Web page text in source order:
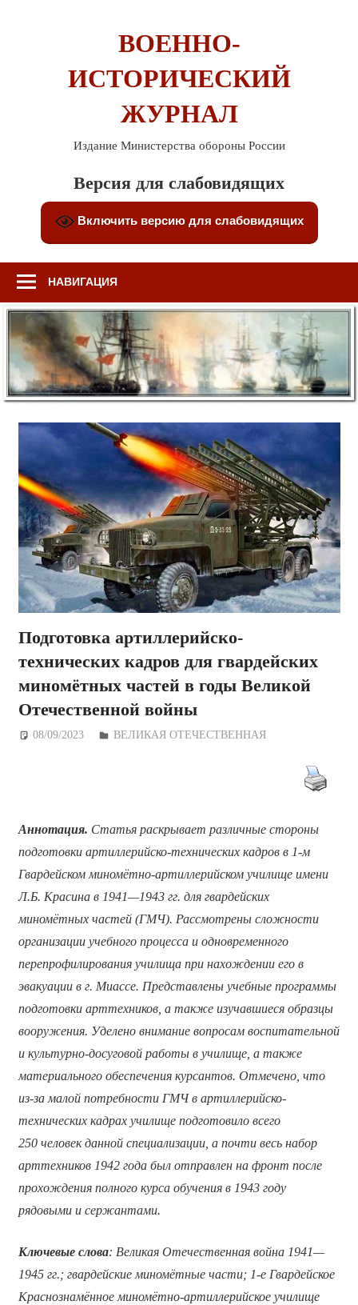
ВОЕННО-
ИСТОРИЧЕСКИЙ
ЖУРНАЛ
Издание Министерства обороны России
Версия для слабовидящих
Включить версию для слабовидящих
НАВИГАЦИЯ
Подготовка артиллерийско-
технических кадров для гвардейских
миномётных частей в годы Великой
Отечественной войны
08/09/2023 Дежурный по Редакции
ВЕЛИКАЯ ОТЕЧЕСТВЕННАЯ
Аннотация. Статья раскрывает различные стороны
подготовки артиллерийско-технических кадров в 1-м
Гвардейском миномётно-артиллерийском училище имени
Л.Б. Красина в 1941—1943 гг. для гвардейских
миномётных частей (ГМЧ). Рассмотрены сложности
организации учебного процесса и одновременного
перепрофилирования училища при нахождении его в
эвакуации в г. Миассе. Представлены учебные программы
подготовки арттехников, а также изучавшиеся образцы
вооружения. Уделено внимание вопросам воспитательной
и культурно-досуговой работы в училище, а также
материального обеспечения курсантов. Отмечено, что
из-за малой потребности ГМЧ в артиллерийско-
технических кадрах училище подготовило всего
250 человек данной специализации, а почти весь набор
арттехников 1942 года был отправлен на фронт после
прохождения полного курса обучения в 1943 году
рядовыми и сержантами.
Ключевые слова: Великая Отечественная война 1941—
1945 гг.; гвардейские миномётные части; 1-е Гвардейское
Краснознамённое миномётно-артиллерийское училище